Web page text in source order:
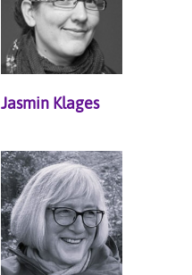
Jasmin Klages